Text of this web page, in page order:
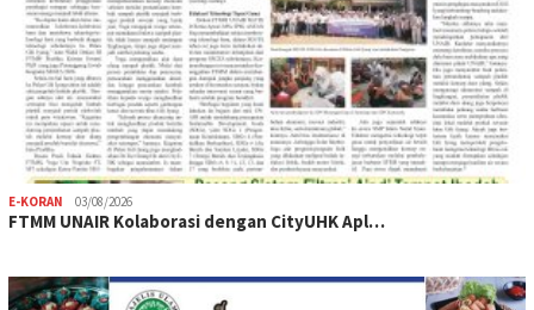
E-KORAN 03/08/2026
FTMM UNAIR Kolaborasi dengan CityUHK Apl…